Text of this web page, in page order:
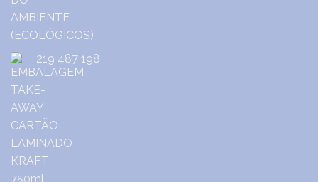
219 487 198